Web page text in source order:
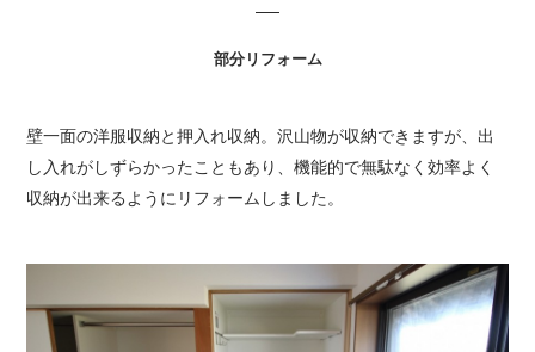
部分リフォーム
壁一面の洋服収納と押入れ収納。沢山物が収納できますが、出
し入れがしずらかったこともあり、機能的で無駄なく効率よく
収納が出来るようにリフォームしました。